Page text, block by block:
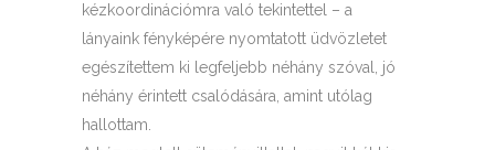
kézkoordinációmra való tekintettel – a
lányaink fényképére nyomtatott üdvözletet
egészítettem ki legfeljebb néhány szóval, jó
néhány érintett csalódására, amint utólag
hallottam.